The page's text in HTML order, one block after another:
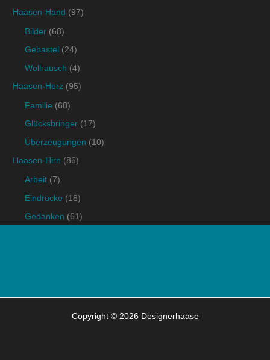
Haasen-Hand (97)
Bilder (68)
Gebastel (24)
Wollrausch (4)
Haasen-Herz (95)
Familie (68)
Glücksbringer (17)
Überzeugungen (10)
Haasen-Hirn (86)
Arbeit (7)
Eindrücke (18)
Gedanken (61)
Copyright © 2026 Designerhaase